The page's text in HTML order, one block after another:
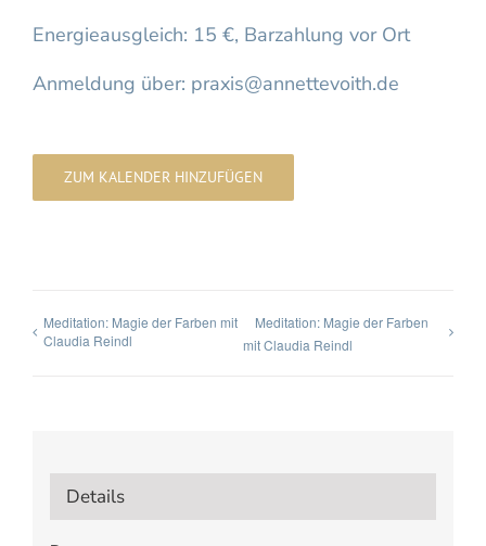
Energieausgleich: 15 €, Barzahlung vor Ort
Anmeldung über: praxis@annettevoith.de
ZUM KALENDER HINZUFÜGEN
Meditation: Magie der Farben mit
Claudia Reindl
Meditation: Magie der Farben
mit Claudia Reindl
Details